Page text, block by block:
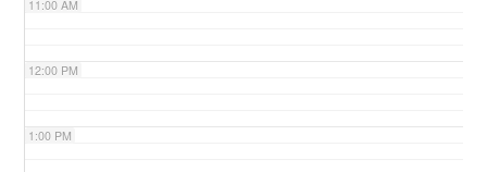
11:00 AM
12:00 PM
1:00 PM